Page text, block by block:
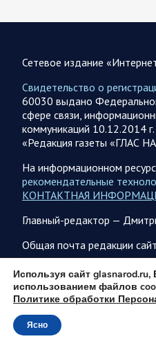
помочь с реализацией
Бусаргин перед
Саратовской области.
Роман Бусаргин в Аткарске…
На Кумысной поляне
дератизация
Как сообщили в
экологии области,
веществом планируется
08.08.2026 08:34
Бусаргин: Уважаемые
физкультурного движения,
спорта! Поздравляю вас с
Сетевое издание
Свидетельство о
60030 выдано
сфере связи,
коммуникаций 10.12.2014
«Редакция газеты «ГЛАС
На информационном
рекомендательные
КОНТАКТНАЯ
Главный-редактор —
Общая почта редакции
ПОДПИСКА
Используя сайт
использованием файлов
Политике обработки
Ясно